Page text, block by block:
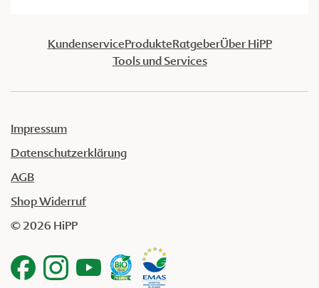
KundenserviceProdukteRatgeberÜber HiPP
Tools und Services
Impressum
Datenschutzerklärung
AGB
Shop Widerruf
© 2026 HiPP